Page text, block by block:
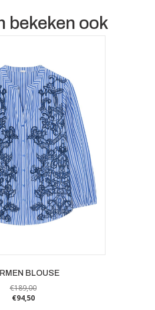
bekeken ook
BLOUSE
€189,00
€94,50